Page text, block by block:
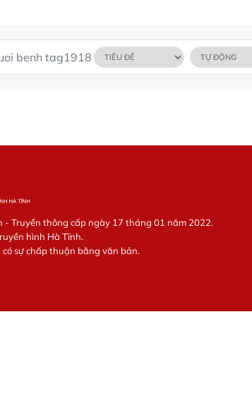
- Truyền thông cấp ngày 17 tháng 01 năm 2022.
hình Hà Tĩnh.
sự chấp thuận bằng văn bản.